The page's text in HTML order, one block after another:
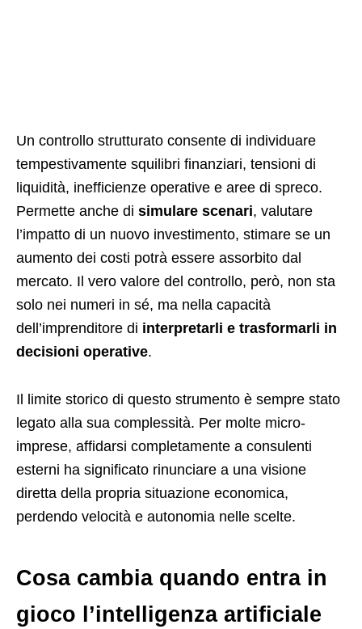
Un controllo strutturato consente di individuare
tempestivamente squilibri finanziari, tensioni di
liquidità, inefficienze operative e aree di spreco.
Permette anche di simulare scenari, valutare
l’impatto di un nuovo investimento, stimare se un
aumento dei costi potrà essere assorbito dal
mercato. Il vero valore del controllo, però, non sta
solo nei numeri in sé, ma nella capacità
dell’imprenditore di interpretarli e trasformarli in
decisioni operative.
Il limite storico di questo strumento è sempre stato
legato alla sua complessità. Per molte micro-
imprese, affidarsi completamente a consulenti
esterni ha significato rinunciare a una visione
diretta della propria situazione economica,
perdendo velocità e autonomia nelle scelte.
Cosa cambia quando entra in
gioco l’intelligenza artificiale